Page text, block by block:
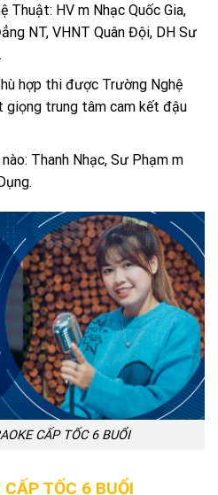
Thuật: HV m Nhạc Quốc Gia,
NT, VHNT Quân Đội, DH Sư
hợp thi được Trường Nghệ
giọng trung tâm cam kết đậu
Thanh Nhạc, Sư Phạm m
CẤP TỐC 6 BUỔI
TỐC 6 BUỔI